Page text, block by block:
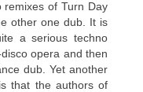
remixes of Turn Day
other one dub. It is
a serious techno
opera and then
dub. Yet another
that the authors of